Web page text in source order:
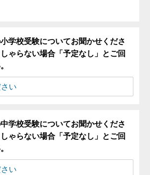
学校受験についてお聞かせくださ
ゃらない場合「予定なし」とご回
学校受験についてお聞かせくださ
ゃらない場合「予定なし」とご回